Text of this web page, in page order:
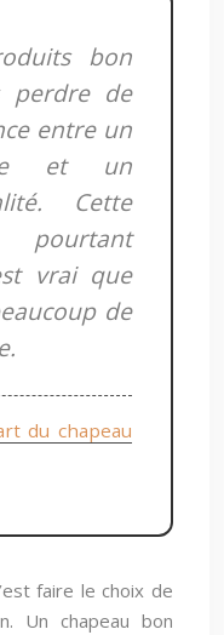
bon
perdre de
entre un
et un
Cette
vrai que
de
du chapeau
faire le choix de
Un chapeau bon